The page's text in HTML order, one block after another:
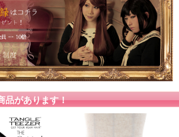
色味が異なる等のクレーム、返品交換等はお受けでき
ません。予めご了承お願いします。
品があります！